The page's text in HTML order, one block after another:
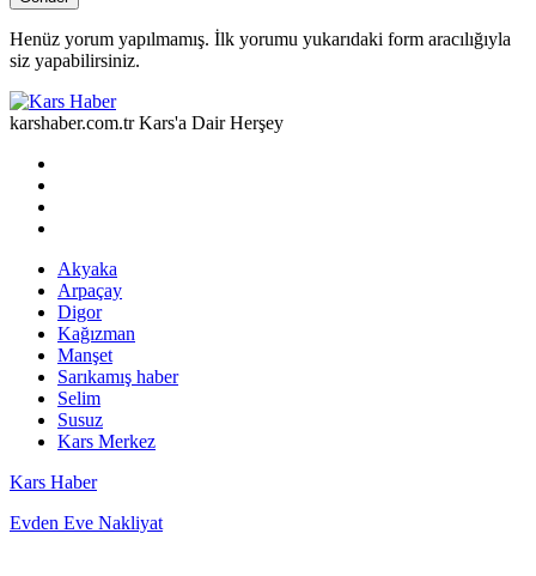
Henüz yorum yapılmamış. İlk yorumu yukarıdaki form aracılığıyla
siz yapabilirsiniz.
karshaber.com.tr Kars'a Dair Herşey
Akyaka
Arpaçay
Digor
Kağızman
Manşet
Sarıkamış haber
Selim
Susuz
Kars Merkez
Kars Haber
Evden Eve Nakliyat